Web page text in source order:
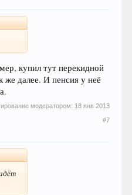
купил тут перекидной
же далее. И пенсия у неё
модератором: 18 янв 2013
#7